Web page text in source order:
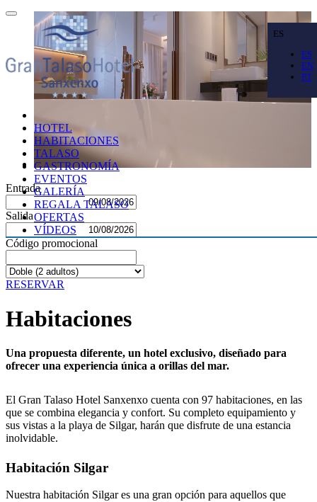
ES
ES
EN
PT
HOTEL
HABITACIONES
TALASO
GASTRONOMÍA
EVENTOS
GALERÍA
REGALA TALASO
OFERTAS
VÍDEOS
Entrada
Salida
Código promocional
RESERVAR
Habitaciones
Una propuesta diferente, un hotel exclusivo, diseñado para
ofrecer una experiencia única a orillas del mar.
El Gran Talaso Hotel Sanxenxo cuenta con 97 habitaciones, en las
que se combina elegancia y confort. Su completo equipamiento y
sus vistas a la playa de Silgar, harán que disfrute de una estancia
inolvidable.
Habitación Silgar
Nuestra habitación Silgar es una gran opción para aquellos que